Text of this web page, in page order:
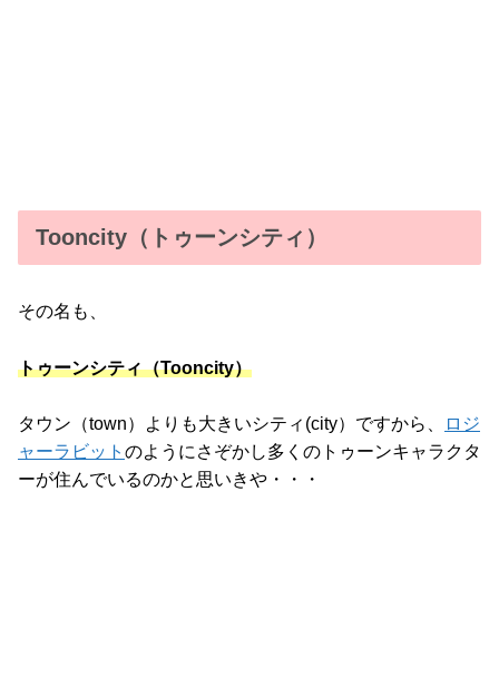
Tooncity（トゥーンシティ）
その名も、
トゥーンシティ（Tooncity）
タウン（town）よりも大きいシティ(city）ですから、
ロジ
ャーラビット のようにさぞかし多くのトゥーンキャラクタ
ーが住んでいるのかと思いきや・・・